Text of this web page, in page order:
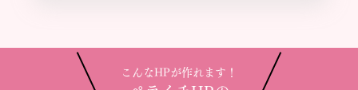
こんなHPが作れます！